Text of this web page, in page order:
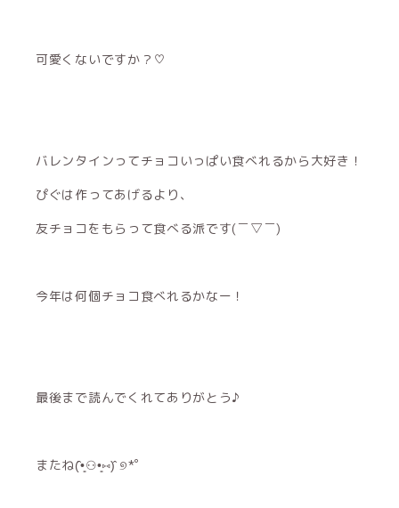
可愛くないですか？♡
バレンタインってチョコいっぱい食べれるから大好き！
ぴぐは作ってあげるより、
友チョコをもらって食べる派です(￣▽￣)
今年は何個チョコ食べれるかなー！
最後まで読んでくれてありがとう♪
またね(̂•͈⚇•͈⑅)̂ ୭*ﾟ